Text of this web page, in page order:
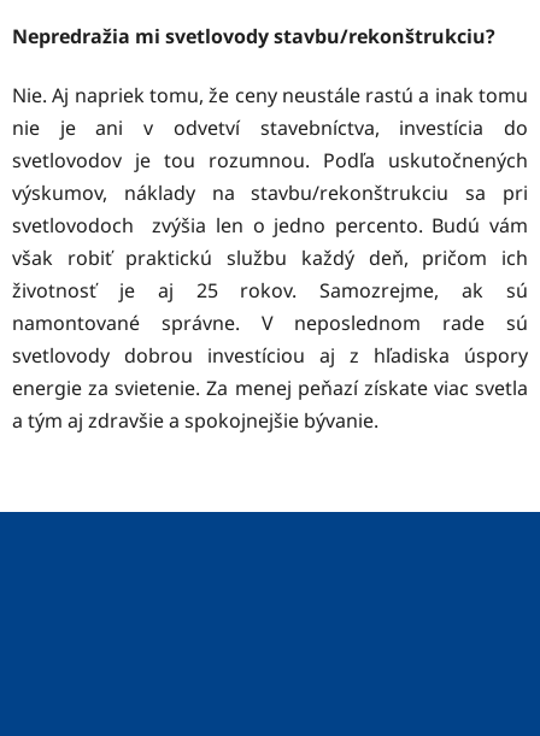
Nepredražia mi svetlovody stavbu/rekonštrukciu?
Nie. Aj napriek tomu, že ceny neustále rastú a inak tomu
nie je ani v odvetví stavebníctva, investícia do
svetlovodov je tou rozumnou. Podľa uskutočnených
výskumov, náklady na stavbu/rekonštrukciu sa pri
svetlovodoch zvýšia len o jedno percento. Budú vám
však robiť praktickú službu každý deň, pričom ich
životnosť je aj 25 rokov. Samozrejme, ak sú
namontované správne. V neposlednom rade sú
svetlovody dobrou investíciou aj z hľadiska úspory
energie za svietenie. Za menej peňazí získate viac svetla
a tým aj zdravšie a spokojnejšie bývanie.
Z